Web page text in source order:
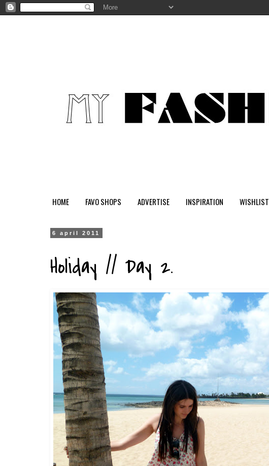
HOME FAVO SHOPS ADVERTISE INSPIRATION WISHLIST
6 april 2011
Holiday // Day 2.